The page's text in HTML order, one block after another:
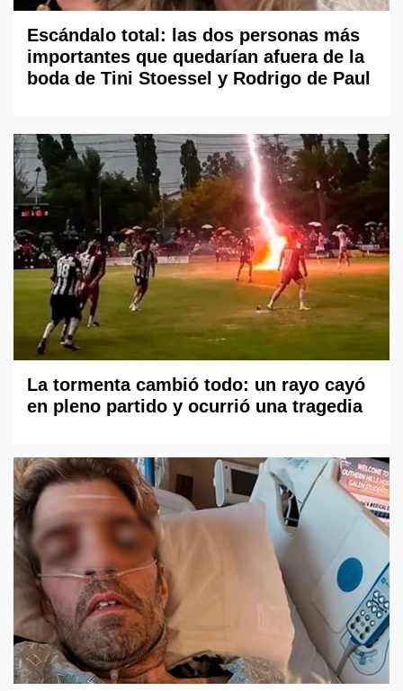
Escándalo total: las dos personas más
importantes que quedarían afuera de la
boda de Tini Stoessel y Rodrigo de Paul
La tormenta cambió todo: un rayo cayó
en pleno partido y ocurrió una tragedia